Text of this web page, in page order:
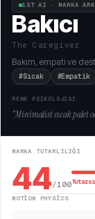
1ST AI · MARKA
Bakıcı
The Caregiver
Bakım, empati ve
#Sıcak #Empatik
RENK PSİKOLOJİSİ
"Minimalist sıcak palet
MARKA TUTARLILIĞI
44/100
MOTION PHYSICS